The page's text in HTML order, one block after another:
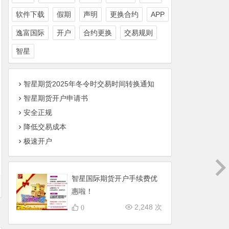
软件下载 假期 声明 更换合约 APP
逸富国际 开户 合约更换 交易规则
智星
智星期货2025年冬令时交易时间转换通知
智星期货开户申请书
安全正规
降低交易成本
极速开户
智星国际期货开户手续费优
惠啦！
2,248 次
0